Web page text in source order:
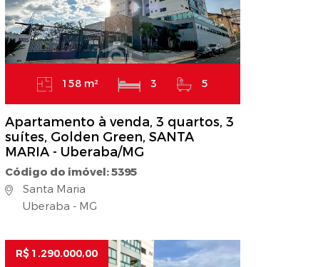
158 m² 3 5
Apartamento à venda, 3 quartos, 3
suítes, Golden Green, SANTA
MARIA - Uberaba/MG
Código do imóvel: 5395
Santa Maria
Uberaba - MG
R$ 1.290.000,00